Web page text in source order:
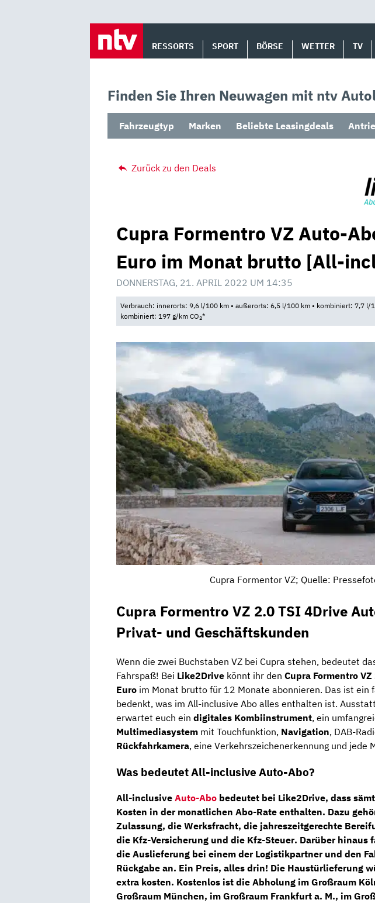
RESSORTS SPORT BÖRSE WETTER TV
Finden Sie Ihren Neuwagen mit ntv
Fahrzeugtyp Marken Beliebte Leasingdeals
Zurück zu den Deals
Cupra Formentro VZ Auto-
Euro im Monat brutto [All-
DONNERSTAG, 21. APRIL 2022 UM 14:35
Verbrauch: innerorts: 9,6 l/100 km • außerorts: 6,5 l/100 km • kombiniert: 7,7 l/
kombiniert: 197 g/km CO2*
Cupra Formentor VZ; Quelle:
Cupra Formentro VZ 2.0 TSI 4Drive
Privat- und Geschäftskunden
Wenn die zwei Buchstaben VZ bei Cupra stehen, bedeutet
Fahrspaß! Bei Like2Drive könnt ihr den Cupra Formentro
Euro im Monat brutto für 12 Monate abonnieren. Das ist ein
bedenkt, was im All-inclusive Abo alles enthalten ist.
erwartet euch ein digitales Kombiinstrument, ein
Multimediasystem mit Touchfunktion, Navigation, DAB-
Rückfahrkamera, eine Verkehrszeichenerkennung und jede
Was bedeutet All-inclusive Auto-Abo?
All-inclusive Auto-Abo bedeutet bei Like2Drive, dass
Kosten in der monatlichen Abo-Rate enthalten. Dazu
Zulassung, die Werksfracht, die jahreszeitgerechte
die Kfz-Versicherung und die Kfz-Steuer. Darüber hinaus
die Auslieferung bei einem der Logistikpartner und den
Rückgabe an. Ein Preis, alles drin! Die Haustürlieferung
extra kosten. Kostenlos ist die Abholung im Großraum
Großraum München, im Großraum Frankfurt a. M., im